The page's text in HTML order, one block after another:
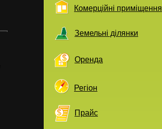
Комерційні приміщення
Земельні ділянки
Оренда
Регіон
Прайс